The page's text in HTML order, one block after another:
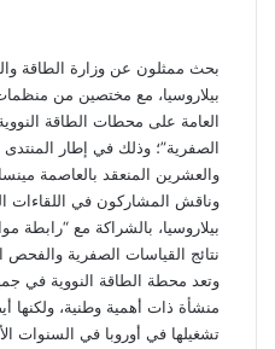
بحث ممثلون عن وزارة الطاقة
بيلاروسيا، مع مختصين من
العامة على محطات الطاقة
الصفرية”؛ وذلك في إطار المنتدى
والعشرين المنعقد بالعاصمة
وناقش المشاركون في اللقاءات
بيلاروسيا، بالشراكة مع “رابطة
نتائج القياسات الصفرية والفحص
وتعد محطة الطاقة النووية في
منشأة ذات أهمية وطنية، ولكنها
تشغيلها في أوروبا في السنوات